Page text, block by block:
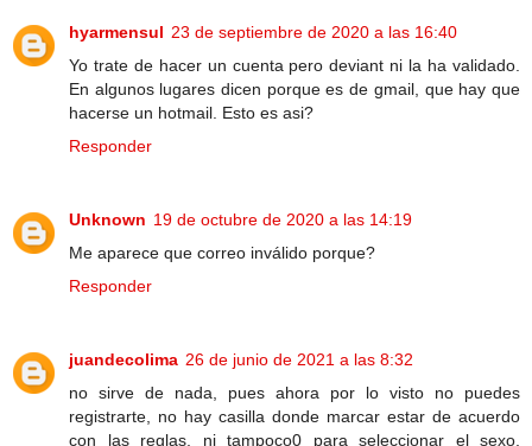
hyarmensul 23 de septiembre de 2020 a las 16:40
Yo trate de hacer un cuenta pero deviant ni la ha validado.
En algunos lugares dicen porque es de gmail, que hay que
hacerse un hotmail. Esto es asi?
Responder
Unknown 19 de octubre de 2020 a las 14:19
Me aparece que correo inválido porque?
Responder
juandecolima 26 de junio de 2021 a las 8:32
no sirve de nada, pues ahora por lo visto no puedes
registrarte, no hay casilla donde marcar estar de acuerdo
con las reglas, ni tampoco0 para seleccionar el sexo,